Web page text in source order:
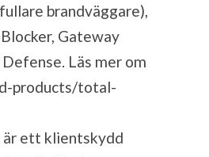
brandväggare),
Gateway
Läs mer om
products/total-
är ett klientskydd